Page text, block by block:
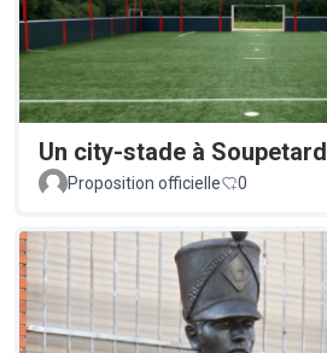
Un city-stade à Soupetard
Proposition officielle
0